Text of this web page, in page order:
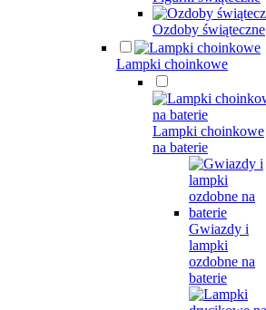
Ozdoby świąteczne
Lampki choinkowe
Lampki choinkowe
na baterie
Gwiazdy i
lampki
ozdobne na
baterie